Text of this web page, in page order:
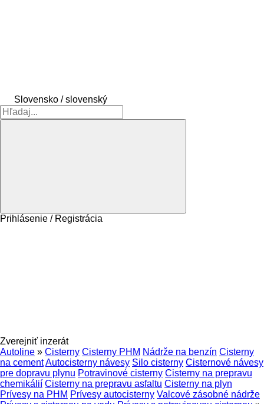
Slovensko / slovenský
Prihlásenie / Registrácia
Zverejniť inzerát
Autoline » Cisterny Cisterny PHM Nádrže na benzín Cisterny
na cementAutocisterny návesy Silo cisterny Cisternové návesy
pre dopravu plynu Potravinové cisterny Cisterny na prepravu
chemikálií Cisterny na prepravu asfaltu Cisterny na plyn
Prívesy na PHM Prívesy autocisterny Valcové zásobné nádrže